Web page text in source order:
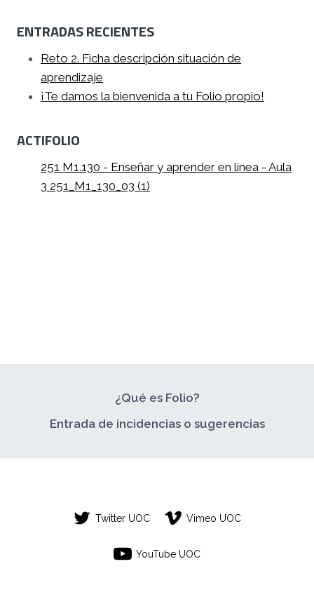
ENTRADAS RECIENTES
Reto 2. Ficha descripción situación de
aprendizaje
¡Te damos la bienvenida a tu Folio propio!
ACTIFOLIO
251 M1.130 - Enseñar y aprender en línea - Aula
3 251_M1_130_03 (1)
¿Qué es Folio?
Entrada de incidencias o sugerencias
Twitter UOC Vimeo UOC
YouTube UOC